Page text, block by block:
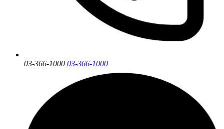
03-366-1000 03-366-1000